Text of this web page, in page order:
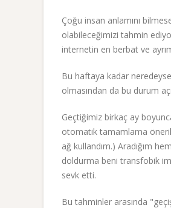
Çoğu insan anlamını
olabileceğimizi tahmin
internetin en berbat ve
Bu haftaya kadar
olmasından da bu durum
Geçtiğimiz birkaç ay
otomatik tamamlama
ağ kullandım.) Aradığım
doldurma beni transfobik
sevk etti.
Bu tahminler arasında